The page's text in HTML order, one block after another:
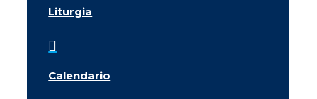
Liturgia

Calendario